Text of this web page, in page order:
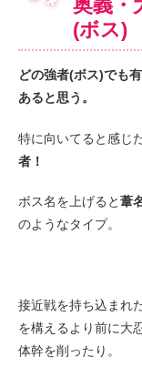
奥義・
(ボス)
どの強者(ボス)でも
あると思う。
特に向いてると感じ
者！
ボス名を上げると葦
のようなタイプ。
接近戦を持ち込まれ
を構えるより前に大
体幹を削ったり。